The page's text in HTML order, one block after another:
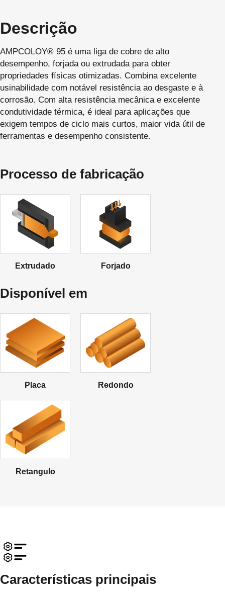
Descrição
AMPCOLOY® 95 é uma liga de cobre de alto
desempenho, forjada ou extrudada para obter
propriedades físicas otimizadas. Combina excelente
usinabilidade com notável resistência ao desgaste e à
corrosão. Com alta resistência mecânica e excelente
condutividade térmica, é ideal para aplicações que
exigem tempos de ciclo mais curtos, maior vida útil de
ferramentas e desempenho consistente.
Processo de fabricação
Extrudado Forjado
Disponível em
Placa Redondo
Retangulo
Características principais